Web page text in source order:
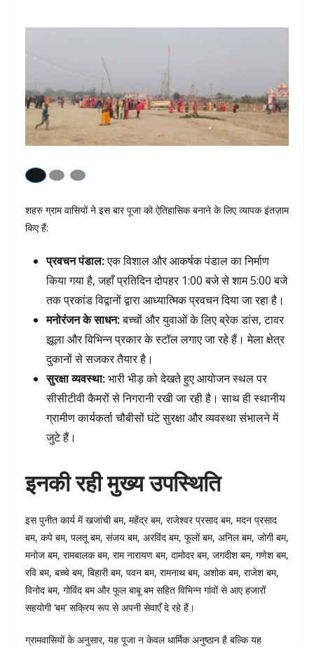
शहरु ग्राम वासियों ने इस बार पूजा को ऐतिहासिक बनाने के लिए व्यापक इंतज़ाम
किए हैं:
प्रवचन पंडाल:एक विशाल और आकर्षक पंडाल का निर्माण
किया गया है, जहाँ प्रतिदिन दोपहर 1:00 बजे से शाम 5:00 बजे
तक प्रकांड विद्वानों द्वारा आध्यात्मिक प्रवचन दिया जा रहा है।
मनोरंजन के साधन:बच्चों और युवाओं के लिए ब्रेक डांस, टावर
झूला और विभिन्न प्रकार के स्टॉल लगाए जा रहे हैं। मेला क्षेत्र
दुकानों से सजकर तैयार है।
सुरक्षा व्यवस्था:भारी भीड़ को देखते हुए आयोजन स्थल पर
सीसीटीवी कैमरों से निगरानी रखी जा रही है। साथ ही स्थानीय
ग्रामीण कार्यकर्ता चौबीसों घंटे सुरक्षा और व्यवस्था संभालने में
जुटे हैं।
इनकी रही मुख्य उपस्थिति
इस पुनीत कार्य में खजांची बम, महेंद्र बम, राजेश्वर प्रसाद बम, मदन प्रसाद
बम, कपे बम, पलतू बम, संजय बम, अरविंद बम, फूलों बम, अनिल बम, जोगी बम,
मनोज बम, रामबालक बम, राम नारायण बम, दामोदर बम, जगदीश बम, गणेश बम,
रवि बम, बच्चे बम, बिहारी बम, पवन बम, रामनाथ बम, अशोक बम, राजेश बम,
विनोद बम, गोविंद बम और फूल बाबू बम सहित विभिन्न गांवों से आए हजारों
सहयोगी ‘बम’ सक्रिय रूप से अपनी सेवाएँ दे रहे हैं।
ग्रामवासियों के अनुसार, यह पूजा न केवल धार्मिक अनुष्ठान है बल्कि यह